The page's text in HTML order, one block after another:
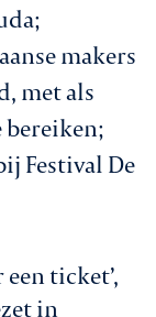
makers
met als
bereiken;
Festival De
ticket’,
in